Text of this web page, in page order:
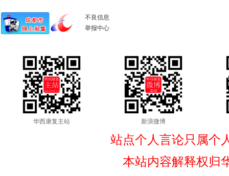
不良信息
举报中心
华西康复主站 新浪微博
站点个人言论只属个
本站内容解释权归